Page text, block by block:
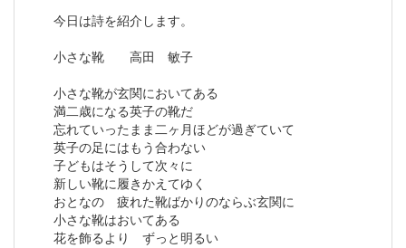
今日は詩を紹介します。
小さな靴 高田 敏子
小さな靴が玄関においてある
満二歳になる英子の靴だ
忘れていったまま二ヶ月ほどが過ぎていて
英子の足にはもう合わない
子どもはそうして次々に
新しい靴に履きかえてゆく
おとなの 疲れた靴ばかりのならぶ玄関に
小さな靴はおいてある
花を飾るより ずっと明るい